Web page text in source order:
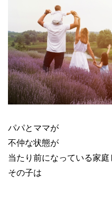
パパとママが
不仲な状態が
当たり前になっている家
その子は